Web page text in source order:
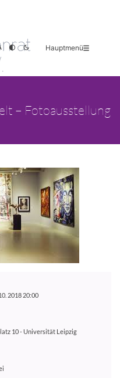
Hauptmenü
– Fotoausstellung
2018 20:00
10 - Universität Leipzig